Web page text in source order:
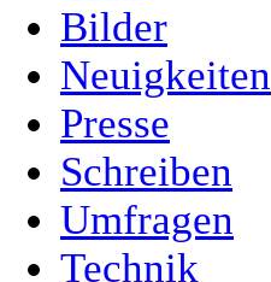
Bilder
Neuigkeiten
Presse
Schreiben
Umfragen
Technik